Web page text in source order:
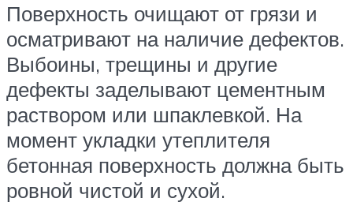
Поверхность очищают от грязи и
осматривают на наличие дефектов.
Выбоины, трещины и другие
дефекты заделывают цементным
раствором или шпаклевкой. На
момент укладки утеплителя
бетонная поверхность должна быть
ровной чистой и сухой.